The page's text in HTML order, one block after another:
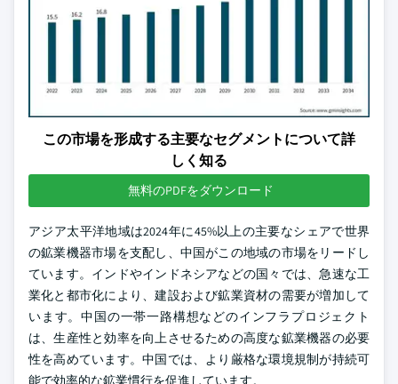
この市場を形成する主要なセグメントについて詳
しく知る
無料のPDFをダウンロード
アジア太平洋地域は2024年に45%以上の主要なシェアで世界
の鉱業機器市場を支配し、中国がこの地域の市場をリードし
ています。インドやインドネシアなどの国々では、急速な工
業化と都市化により、建設および鉱業資材の需要が増加して
います。中国の一帯一路構想などのインフラプロジェクト
は、生産性と効率を向上させるための高度な鉱業機器の必要
性を高めています。中国では、より厳格な環境規制が持続可
能で効率的な鉱業慣行を促進しています。